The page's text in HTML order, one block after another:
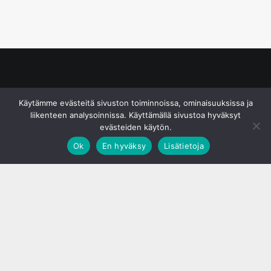
Käytämme evästeitä sivuston toiminnoissa, ominaisuuksissa ja
liikenteen analysoinnissa. Käyttämällä sivustoa hyväksyt
evästeiden käytön.
Ok
En hyväksy Lisätietoja